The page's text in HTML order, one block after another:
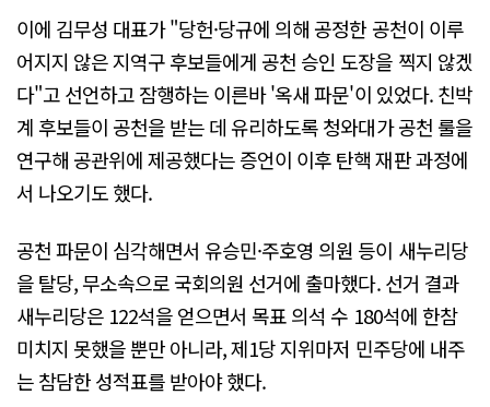
이에 김무성 대표가 "당헌·당규에 의해 공정한 공천이 이루
어지지 않은 지역구 후보들에게 공천 승인 도장을 찍지 않겠
다"고 선언하고 잠행하는 이른바 '옥새 파문'이 있었다. 친박
계 후보들이 공천을 받는 데 유리하도록 청와대가 공천 룰을
연구해 공관위에 제공했다는 증언이 이후 탄핵 재판 과정에
서 나오기도 했다.
공천 파문이 심각해면서 유승민·주호영 의원 등이 새누리당
을 탈당, 무소속으로 국회의원 선거에 출마했다. 선거 결과
새누리당은 122석을 얻으면서 목표 의석 수 180석에 한참
미치지 못했을 뿐만 아니라, 제1당 지위마저 민주당에 내주
는 참담한 성적표를 받아야 했다.